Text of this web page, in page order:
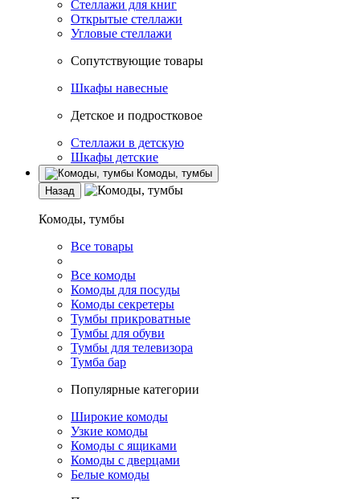
Стеллажи для книг
Открытые стеллажи
Угловые стеллажи
Сопутствующие товары
Шкафы навесные
Детское и подростковое
Стеллажи в детскую
Шкафы детские
Комоды, тумбы
Назад
Комоды, тумбы
Все товары
Все комоды
Комоды для посуды
Комоды секретеры
Тумбы прикроватные
Тумбы для обуви
Тумбы для телевизора
Тумба бар
Популярные категории
Широкие комоды
Узкие комоды
Комоды с ящиками
Комоды с дверцами
Белые комоды